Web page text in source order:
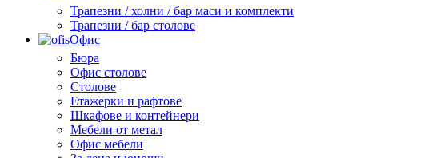
Трапезни / холни / бар маси и комплекти
Трапезни / бар столове
Офис
Бюра
Офис столове
Столове
Етажерки и рафтове
Шкафове и контейнери
Мебели от метал
Офис мебели